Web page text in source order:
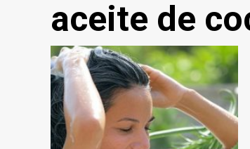
aceite de